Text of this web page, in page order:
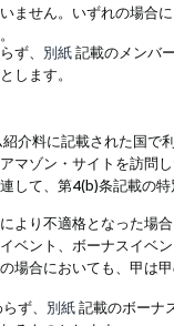
ません。いずれの場合
ず、 別紙記載のメンバ
します。
介料に記載された国で
マゾン・サイトを訪問
して、第4(b)条記載の
より不適格となった場
ベント、ボーナスイベ
場合においても、甲は
ず、 別紙記載のボーナ